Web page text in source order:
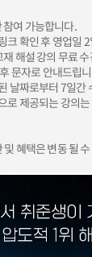
참여 가능합니다.
크 확인 후 영업일
해설 강의 무료
문자로 안내드립
날짜로부터 7일간
로 제공되는 강의
혜택은 변동 될